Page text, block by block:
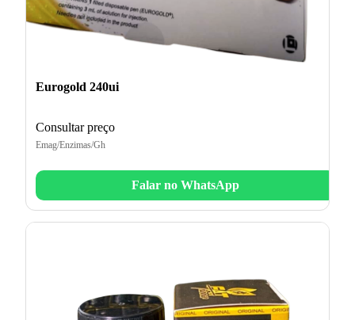
Eurogold 240ui
Consultar preço
Emag/Enzimas/Gh
Falar no WhatsApp